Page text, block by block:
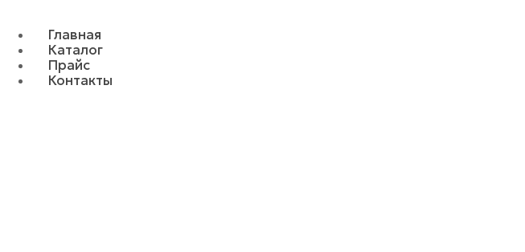
Главная
Каталог
Прайс
Контакты